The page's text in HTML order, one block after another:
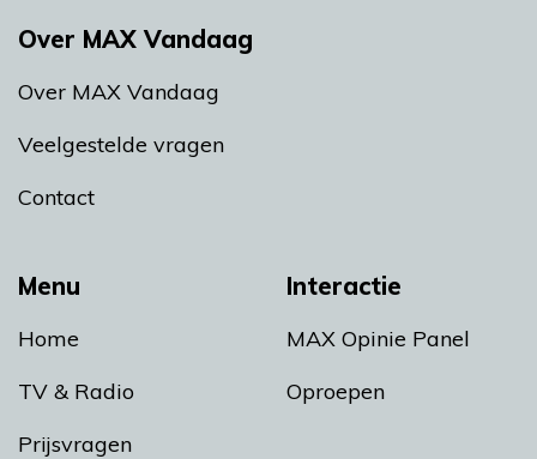
Menu
Home
TV & Radio
Prijsvragen
Interactie
MAX Opinie Panel
Oproepen
Over MAX Vandaag
Over MAX Vandaag
Veelgestelde vragen
Contact